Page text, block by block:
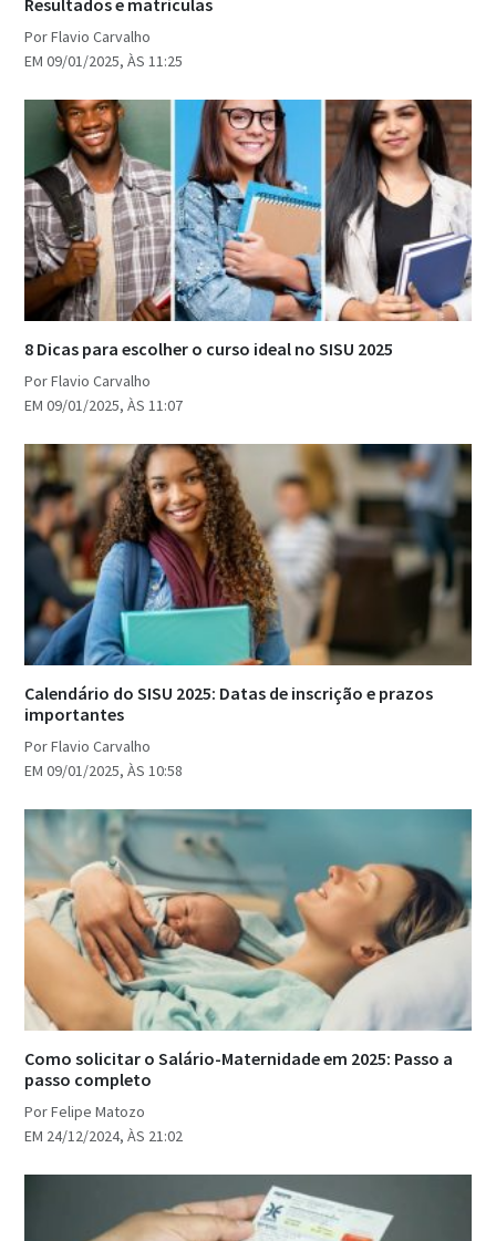
Resultados e matrículas
Por Flavio Carvalho
EM 09/01/2025, ÀS 11:25
8 Dicas para escolher o curso ideal no SISU 2025
Por Flavio Carvalho
EM 09/01/2025, ÀS 11:07
Calendário do SISU 2025: Datas de inscrição e prazos
importantes
Por Flavio Carvalho
EM 09/01/2025, ÀS 10:58
Como solicitar o Salário-Maternidade em 2025: Passo a
passo completo
Por Felipe Matozo
EM 24/12/2024, ÀS 21:02